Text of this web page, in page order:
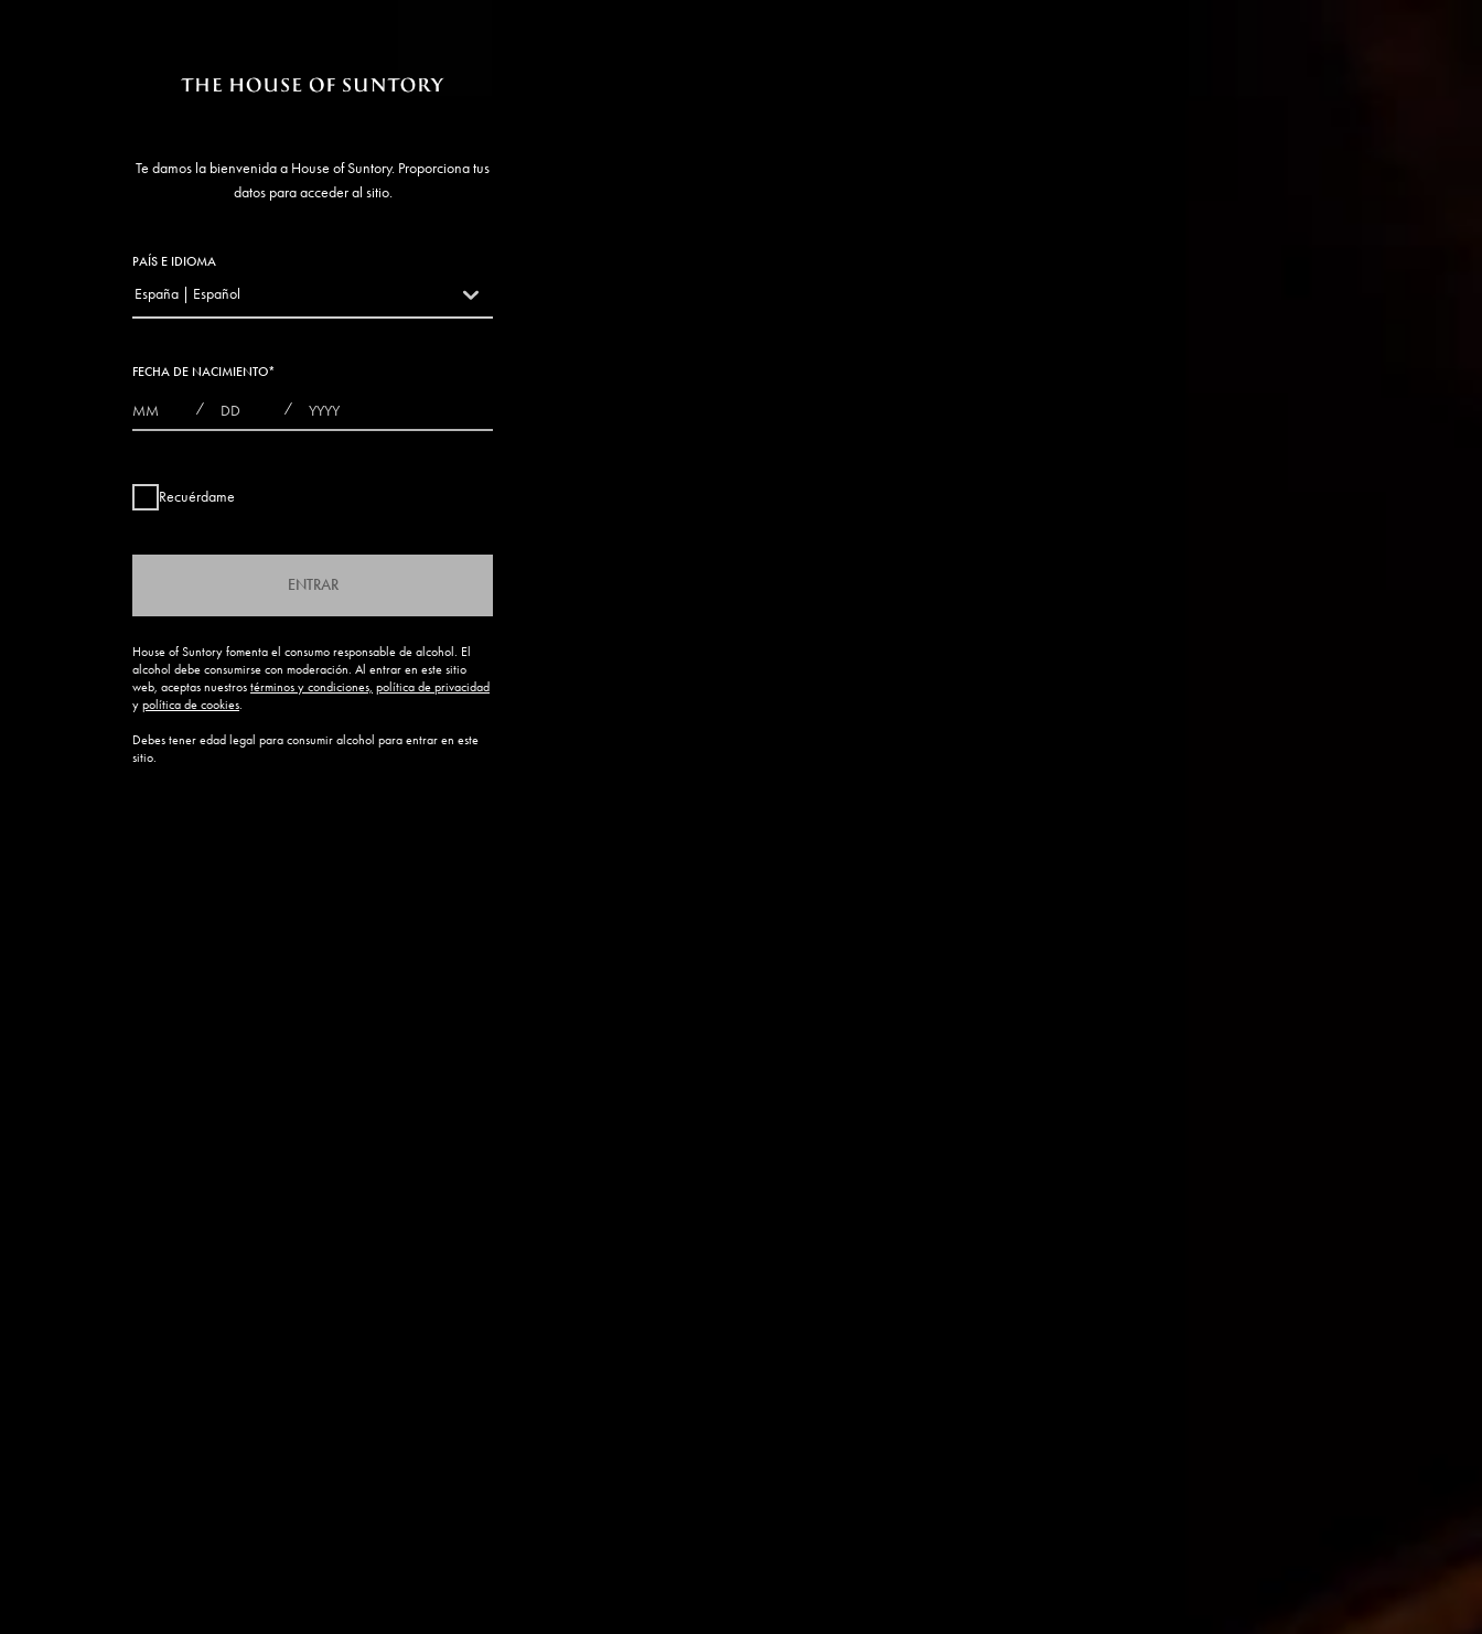
Te damos la bienvenida a House of Suntory. Proporciona tus
datos para acceder al sitio.
PAÍS E IDIOMA
countryDropdown
España | Español
FECHA DE NACIMIENTO*
MONTHS
/ DAYS / YEAR
Recuérdame
ENTRAR
House of Suntory fomenta el consumo responsable de alcohol. El
alcohol debe consumirse con moderación. Al entrar en este sitio
web, aceptas nuestros términos y condiciones, política de privacidad
y política de cookies.
Debes tener edad legal para consumir alcohol para entrar en este
sitio.